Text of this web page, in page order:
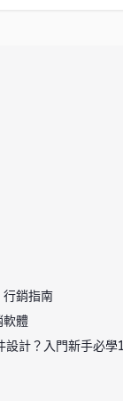
行銷指南
軟體
設計？入門新手必學